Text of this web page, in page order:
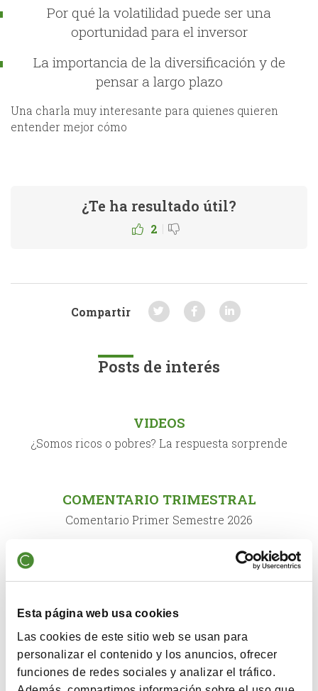
Esta página web usa cookies
Las cookies de este sitio web se usan para
personalizar el contenido y los anuncios, ofrecer
funciones de redes sociales y analizar el tráfico.
Por qué la volatilidad puede ser una
oportunidad para el inversor
La importancia de la diversificación y de
pensar a largo plazo
Una charla muy interesante para quienes quieren
entender mejor cómo
¿Te ha resultado útil?
2 |
Compartir
Posts de interés
VIDEOS
¿Somos ricos o pobres? La respuesta sorprende
COMENTARIO TRIMESTRAL
Comentario Primer Semestre 2026
2026
PODCAST